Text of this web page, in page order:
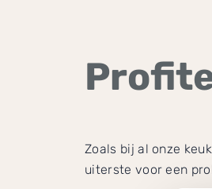
Zoals bij al onze
uiterste voor een